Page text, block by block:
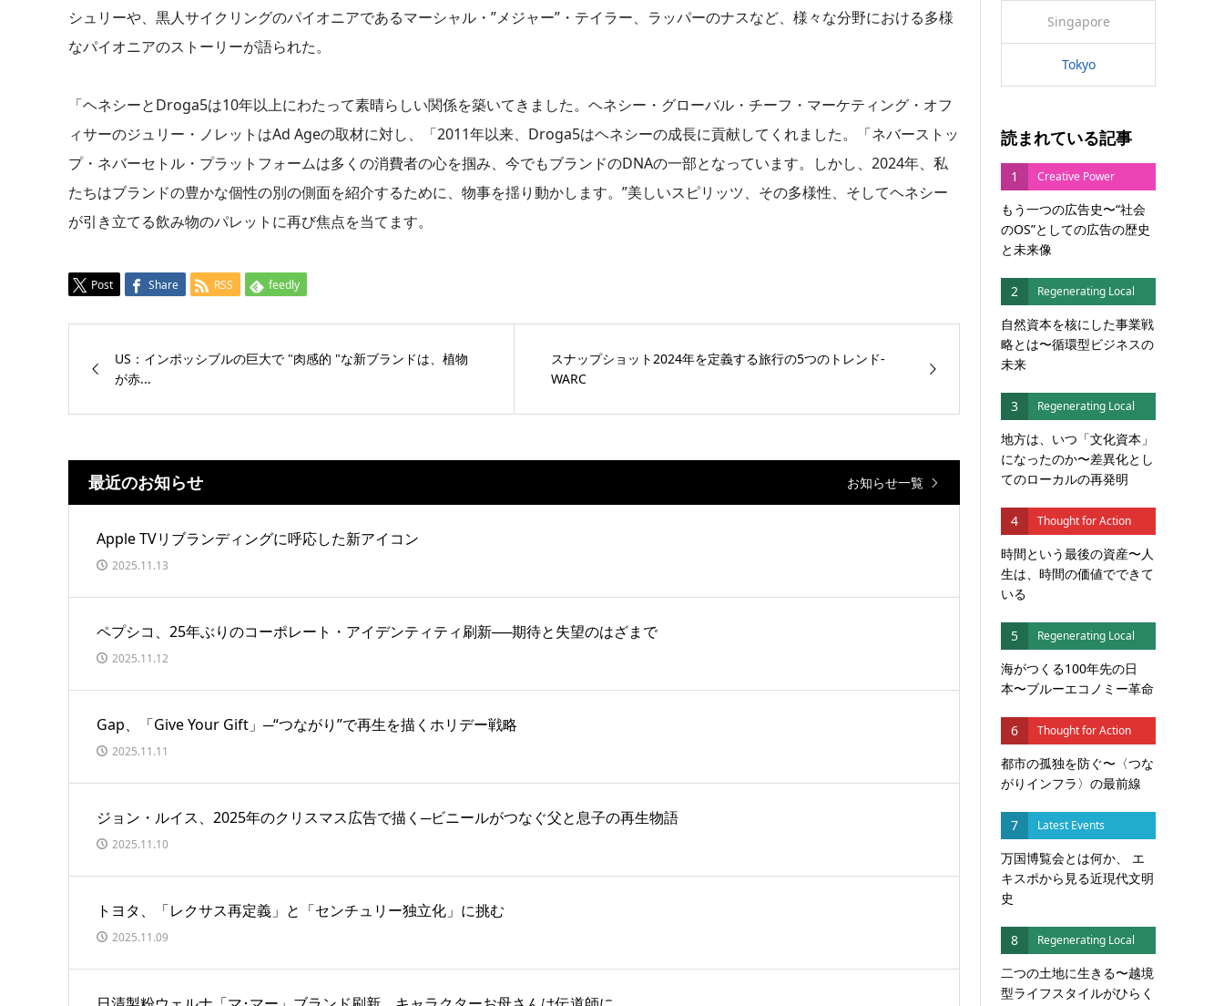
シュリーや、黒人サイクリングのパイオニアであるマーシャル・”メジャー”・テイラー、ラッパーのナスなど、様々な分野における多様
なパイオニアのストーリーが語られた。
「ヘネシーとDroga5は10年以上にわたって素晴らしい関係を築いてきました。ヘネシー・グローバル・チーフ・マーケティング・オフ
ィサーのジュリー・ノレットはAd Ageの取材に対し、「2011年以来、Droga5はヘネシーの成長に貢献してくれました。「ネバーストッ
プ・ネバーセトル・プラットフォームは多くの消費者の心を掴み、今でもブランドのDNAの一部となっています。しかし、2024年、私
たちはブランドの豊かな個性の別の側面を紹介するために、物事を揺り動かします。”美しいスピリッツ、その多様性、そしてヘネシー
が引き立てる飲み物のパレットに再び焦点を当てます。
Post Share RSS feedly
US：インポッシブルの巨大で "肉感的 "な新ブランドは、植物
が赤...
スナップショット2024年を定義する旅行の5つのトレンド-
WARC
最近のお知らせ お知らせ一覧
Apple TVリブランディングに呼応した新アイコン
2025.11.13
ペプシコ、25年ぶりのコーポレート・アイデンティティ刷新──期待と失望のはざまで
2025.11.12
Gap、「Give Your Gift」─“つながり”で再生を描くホリデー戦略
2025.11.11
ジョン・ルイス、2025年のクリスマス広告で描く─ビニールがつなぐ父と息子の再生物語
2025.11.10
トヨタ、「レクサス再定義」と「センチュリー独立化」に挑む
2025.11.09
Singapore
Tokyo
読まれている記事
1 Creative Power
もう一つの広告史〜“社会
のOS”としての広告の歴史
と未来像
2 Regenerating Local
自然資本を核にした事業戦
略とは〜循環型ビジネスの
未来
3 Regenerating Local
地方は、いつ「文化資本」
になったのか〜差異化とし
てのローカルの再発明
4 Thought for Action
時間という最後の資産〜人
生は、時間の価値でできて
いる
5 Regenerating Local
海がつくる100年先の日
本〜ブルーエコノミー革命
6 Thought for Action
都市の孤独を防ぐ〜〈つな
がりインフラ〉の最前線
7 Latest Events
万国博覧会とは何か、 エ
キスポから見る近現代文明
史
8 Regenerating Local
二つの土地に生きる〜越境
型ライフスタイルがひらく